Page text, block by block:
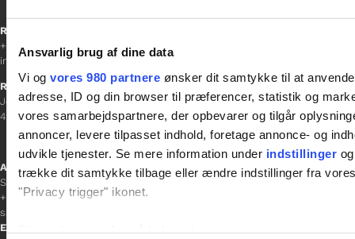
Ansvarlig brug af dine data
Vi og vores 980 partnere ønsker dit samtykke til at
adresse, ID og din browser til præferencer, statistik og
vores samarbejdspartnere, der opbevarer og tilgår
annoncer, levere tilpasset indhold, foretage annonce- og
udvikle tjenester. Se mere information under indstillinger
trække dit samtykke tilbage eller ændre indstillinger fra
"Privacy trigger" ikonet.
Receptionen
+45 38 12 01 00
information@gladfonden.dk
Ringsted
Jernbanevej 8
4100 Ringsted
Afdelingschef
Sacha Lohmann Weiss
+45 40 27 91 11
sacha.lw@gladfonden.dk
Esbjerg